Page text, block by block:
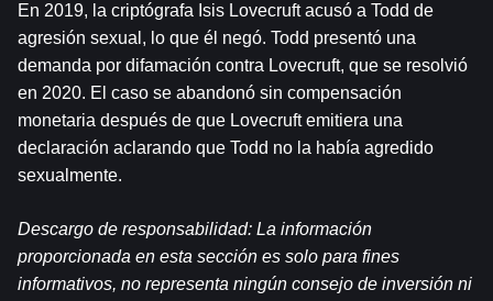
En 2019, la criptógrafa Isis Lovecruft acusó a Todd de
agresión sexual, lo que él negó. Todd presentó una
demanda por difamación contra Lovecruft, que se resolvió
en 2020. El caso se abandonó sin compensación
monetaria después de que Lovecruft emitiera una
declaración aclarando que Todd no la había agredido
sexualmente.
Descargo de responsabilidad: La información
proporcionada en esta sección es solo para fines
informativos, no representa ningún consejo de inversión ni